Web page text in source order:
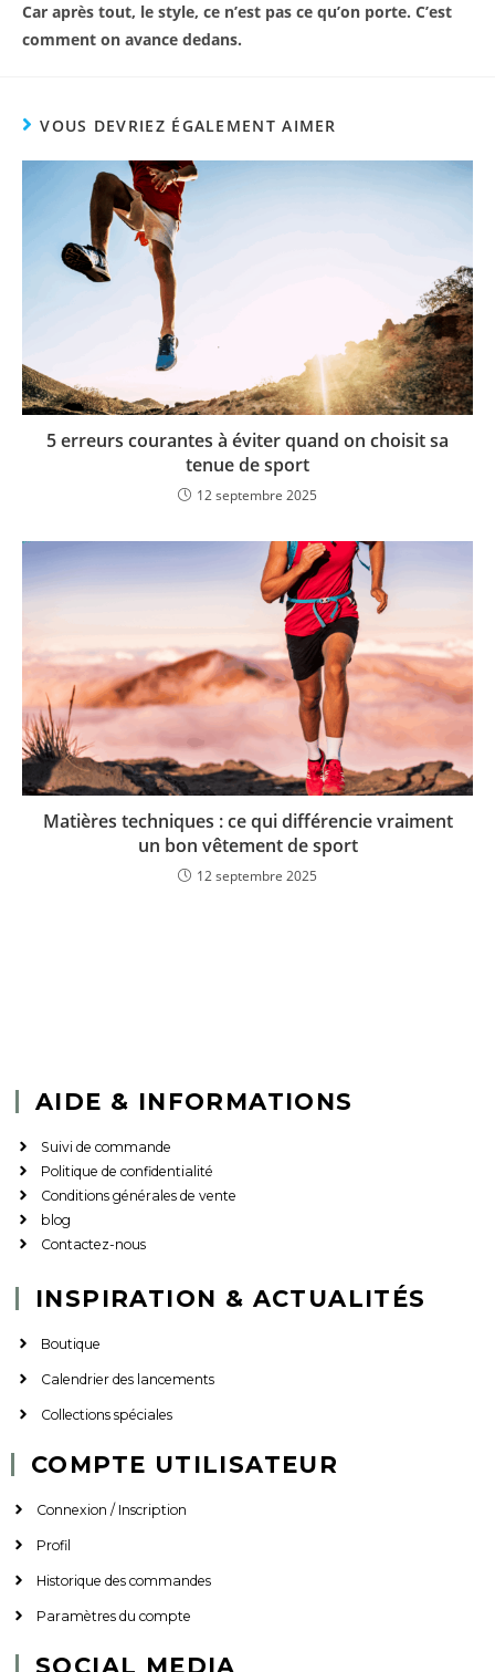
Car après tout, le style, ce n’est pas ce qu’on porte. C’est
comment on avance dedans.
VOUS DEVRIEZ ÉGALEMENT AIMER
5 erreurs courantes à éviter quand on choisit sa
tenue de sport
12 septembre 2025
Matières techniques : ce qui différencie vraiment
un bon vêtement de sport
12 septembre 2025
AIDE & INFORMATIONS
Suivi de commande
Politique de confidentialité
Conditions générales de vente
blog
Contactez-nous
INSPIRATION & ACTUALITÉS
Boutique
Calendrier des lancements
Collections spéciales
COMPTE UTILISATEUR
Connexion / Inscription
Profil
Historique des commandes
Paramètres du compte
SOCIAL MEDIA